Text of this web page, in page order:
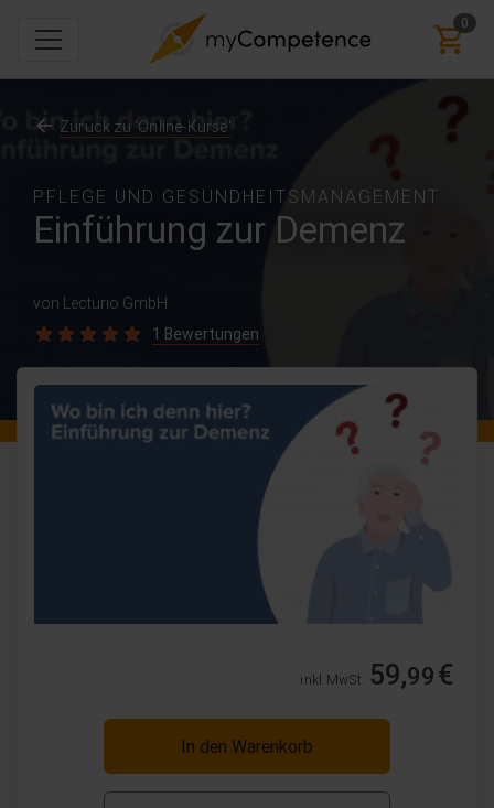
0
PFLEGE UND GESUNDHEITSMANAGEMENT
Einführung zur Demenz
von Lecturio GmbH
1 Bewertungen
Zurück zu 'Online-Kurse'
inkl. MwSt. 59,99€
In den Warenkorb